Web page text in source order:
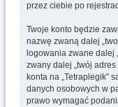
przez ciebie po
Twoje konto będzie
nazwę zwaną dalej
logowania zwane dalej
zwany dalej „twój
konta na „Tetraplegik”
danych osobowych w
prawo wymagać